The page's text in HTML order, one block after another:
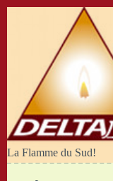
La Flamme du Sud!